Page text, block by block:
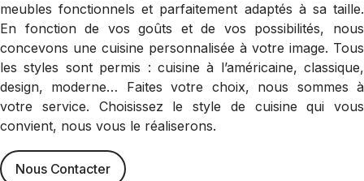
meubles fonctionnels et parfaitement adaptés à sa taille.
En fonction de vos goûts et de vos possibilités, nous
concevons une cuisine personnalisée à votre image. Tous
les styles sont permis : cuisine à l’américaine, classique,
design, moderne… Faites votre choix, nous sommes à
votre service. Choisissez le style de cuisine qui vous
convient, nous vous le réaliserons.
Nous Contacter